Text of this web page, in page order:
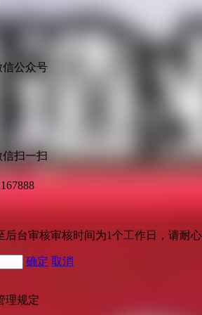
信公众号
信扫一扫
后台审核审核时间为1个工作日，请耐
确定 取消
理规定